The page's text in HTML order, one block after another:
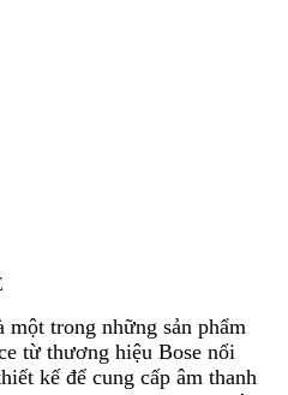
một trong những sản phẩm
từ thương hiệu Bose nổi
kế để cung cấp âm thanh